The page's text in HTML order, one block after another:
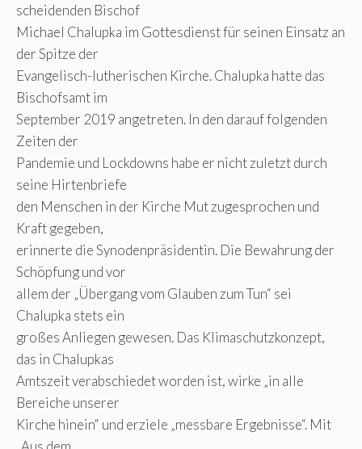
scheidenden Bischof
Michael Chalupka im Gottesdienst für seinen Einsatz an
der Spitze der
Evangelisch-lutherischen Kirche. Chalupka hatte das
Bischofsamt im
September 2019 angetreten. In den darauf folgenden
Zeiten der
Pandemie und Lockdowns habe er nicht zuletzt durch
seine Hirtenbriefe
den Menschen in der Kirche Mut zugesprochen und
Kraft gegeben,
erinnerte die Synodenpräsidentin. Die Bewahrung der
Schöpfung und vor
allem der „Übergang vom Glauben zum Tun“ sei
Chalupka stets ein
großes Anliegen gewesen. Das Klimaschutzkonzept,
das in Chalupkas
Amtszeit verabschiedet worden ist, wirke „in alle
Bereiche unserer
Kirche hinein“ und erziele „messbare Ergebnisse“. Mit